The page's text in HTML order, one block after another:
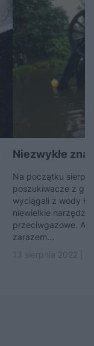
Niezwykłe
Na początku
poszukiwacze z
wyciągali z wody
niewielkie
przeciwgazowe.
zarazem...